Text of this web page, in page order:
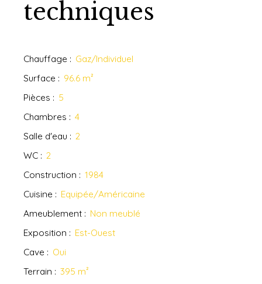
techniques
Chauffage : Gaz/Individuel
Surface : 96.6 m²
Pièces : 5
Chambres : 4
Salle d'eau : 2
WC : 2
Construction : 1984
Cuisine : Equipée/Américaine
Ameublement : Non meublé
Exposition : Est-Ouest
Cave : Oui
Terrain : 395 m²